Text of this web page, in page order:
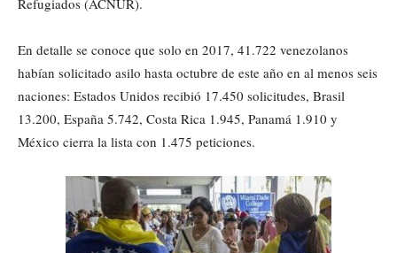
Refugiados (ACNUR).
En detalle se conoce que solo en 2017, 41.722 venezolanos
habían solicitado asilo hasta octubre de este año en al menos seis
naciones: Estados Unidos recibió 17.450 solicitudes, Brasil
13.200, España 5.742, Costa Rica 1.945, Panamá 1.910 y
México cierra la lista con 1.475 peticiones.